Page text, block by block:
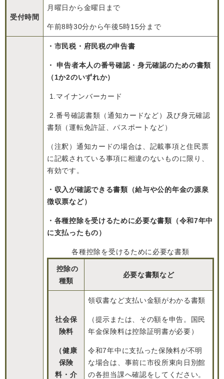
受付時間
月曜日から金曜日まで
午前8時30分から午後5時15分まで
・市民税・府民税の申告書
・ 申告者本人の番号確認・身元確認のための書類
（1か2のいずれか）
1.マイナンバーカード
2.番号確認書類（通知カードなど）及び身元確認
書類（運転免許証、パスポートなど）
（注釈）通知カードの場合は、記載事項と住民票
に記載されている事項に相違のないものに限り、
有効です。
・収入が確認できる書類（給与や公的年金の源泉
徴収票など）
・各種控除を受けるために必要な書類（令和7年中
に支払ったもの）
各種控除を受けるために必要な書類
控除の
種類
必要な書類など
社会保
険料
（健康
保険
料・介
領収書など支払い金額がわかる書類
（提示または、その額を申告。国民
年金保険料は控除証明書が必要）
令和7年中に支払った保険料が不明
な場合は、事前に市役所東向日別館
の各担当課へ確認をしてください。